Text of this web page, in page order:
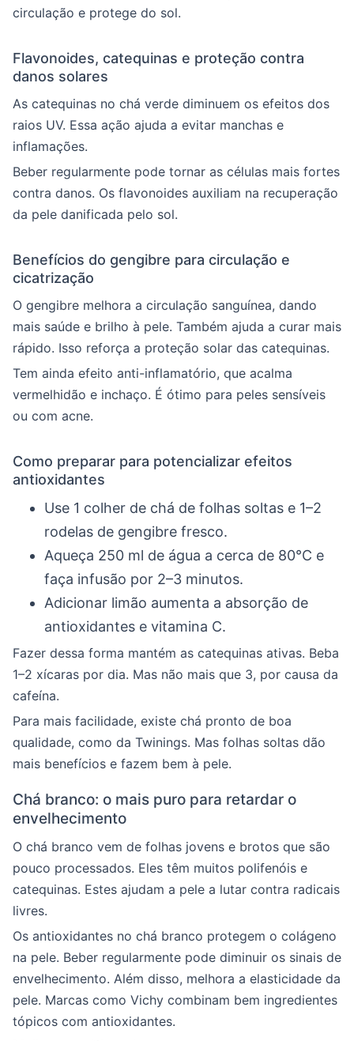
circulação e protege do sol.
Flavonoides, catequinas e proteção contra
danos solares
As catequinas no chá verde diminuem os efeitos dos
raios UV. Essa ação ajuda a evitar manchas e
inflamações.
Beber regularmente pode tornar as células mais fortes
contra danos. Os flavonoides auxiliam na recuperação
da pele danificada pelo sol.
Benefícios do gengibre para circulação e
cicatrização
O gengibre melhora a circulação sanguínea, dando
mais saúde e brilho à pele. Também ajuda a curar mais
rápido. Isso reforça a proteção solar das catequinas.
Tem ainda efeito anti-inflamatório, que acalma
vermelhidão e inchaço. É ótimo para peles sensíveis
ou com acne.
Como preparar para potencializar efeitos
antioxidantes
Use 1 colher de chá de folhas soltas e 1–2
rodelas de gengibre fresco.
Aqueça 250 ml de água a cerca de 80°C e
faça infusão por 2–3 minutos.
Adicionar limão aumenta a absorção de
antioxidantes e vitamina C.
Fazer dessa forma mantém as catequinas ativas. Beba
1–2 xícaras por dia. Mas não mais que 3, por causa da
cafeína.
Para mais facilidade, existe chá pronto de boa
qualidade, como da Twinings. Mas folhas soltas dão
mais benefícios e fazem bem à pele.
Chá branco: o mais puro para retardar o
envelhecimento
O chá branco vem de folhas jovens e brotos que são
pouco processados. Eles têm muitos polifenóis e
catequinas. Estes ajudam a pele a lutar contra radicais
livres.
Os antioxidantes no chá branco protegem o colágeno
na pele. Beber regularmente pode diminuir os sinais de
envelhecimento. Além disso, melhora a elasticidade da
pele. Marcas como Vichy combinam bem ingredientes
tópicos com antioxidantes.